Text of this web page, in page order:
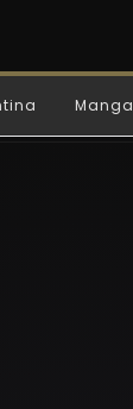
Manga